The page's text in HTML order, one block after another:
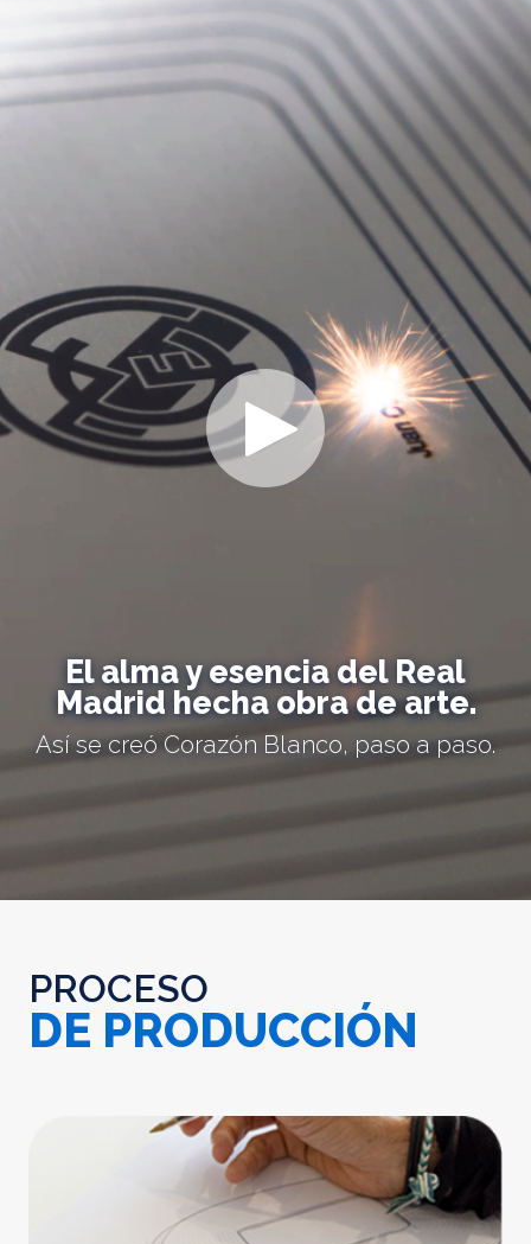
El alma y esencia del Real
Madrid hecha obra de arte.
Así se creó Corazón Blanco, paso a paso.
PROCESO
DE PRODUCCIÓN